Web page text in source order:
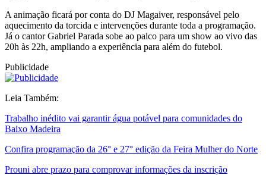
A animação ficará por conta do DJ Magaiver, responsável pelo
aquecimento da torcida e intervenções durante toda a programação.
Já o cantor Gabriel Parada sobe ao palco para um show ao vivo das
20h às 22h, ampliando a experiência para além do futebol.
Publicidade
Leia Também:
Trabalho inédito vai garantir água potável para comunidades do
Baixo Madeira
Confira programação da 26° e 27° edição da Feira Mulher do Norte
Prouni abre prazo para comprovar informações da inscrição